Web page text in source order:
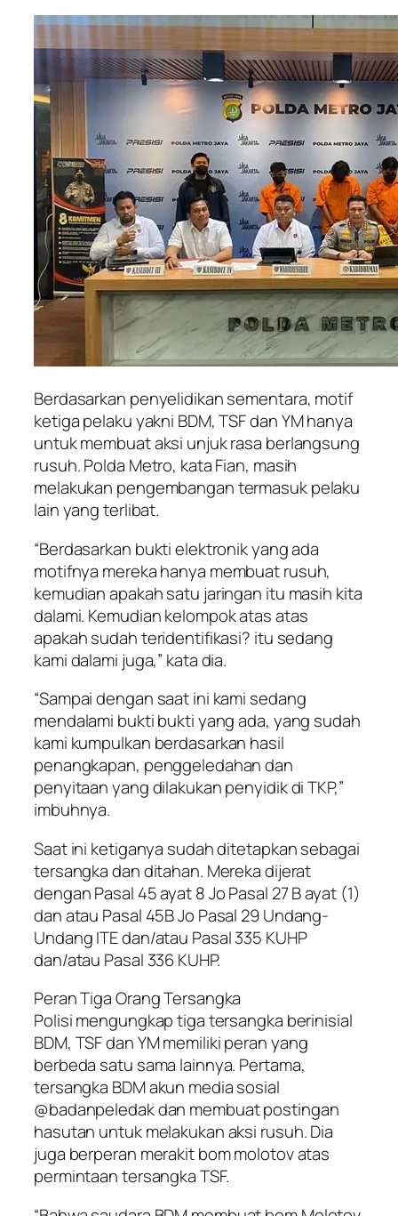
Berdasarkan penyelidikan sementara, motif
ketiga pelaku yakni BDM, TSF dan YM hanya
untuk membuat aksi unjuk rasa berlangsung
rusuh. Polda Metro, kata Fian, masih
melakukan pengembangan termasuk pelaku
lain yang terlibat.
“Berdasarkan bukti elektronik yang ada
motifnya mereka hanya membuat rusuh,
kemudian apakah satu jaringan itu masih kita
dalami. Kemudian kelompok atas atas
apakah sudah teridentifikasi? itu sedang
kami dalami juga,” kata dia.
“Sampai dengan saat ini kami sedang
mendalami bukti bukti yang ada, yang sudah
kami kumpulkan berdasarkan hasil
penangkapan, penggeledahan dan
penyitaan yang dilakukan penyidik di TKP,”
imbuhnya.
Saat ini ketiganya sudah ditetapkan sebagai
tersangka dan ditahan. Mereka dijerat
dengan Pasal 45 ayat 8 Jo Pasal 27 B ayat (1)
dan atau Pasal 45B Jo Pasal 29 Undang-
Undang ITE dan/atau Pasal 335 KUHP
dan/atau Pasal 336 KUHP.
Peran Tiga Orang Tersangka
Polisi mengungkap tiga tersangka berinisial
BDM, TSF dan YM memiliki peran yang
berbeda satu sama lainnya. Pertama,
tersangka BDM akun media sosial
@badanpeledak dan membuat postingan
hasutan untuk melakukan aksi rusuh. Dia
juga berperan merakit bom molotov atas
permintaan tersangka TSF.